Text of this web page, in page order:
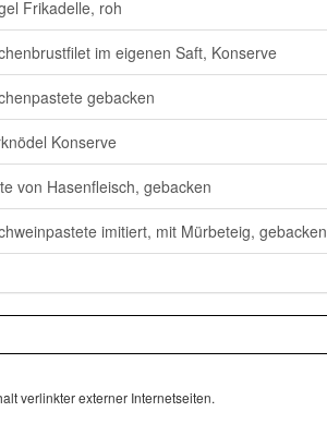
Frikadelle, roh
im eigenen Saft, Konserve
gebacken
Konserve
von Hasenfleisch, gebacken
imitiert, mit Mürbeteig, gebacken
verlinkter externer Internetseiten.